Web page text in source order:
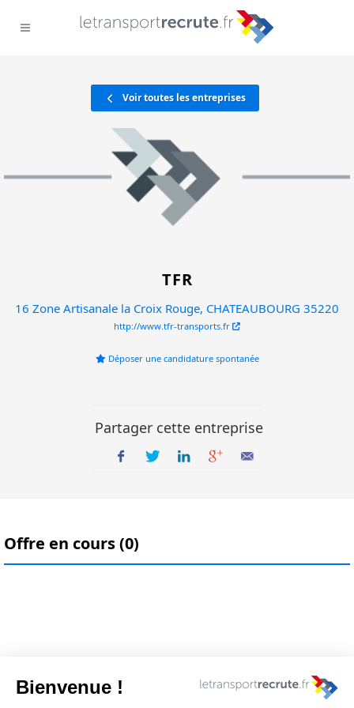
Voir toutes les entreprises
TFR
16 Zone Artisanale la Croix Rouge, CHATEAUBOURG 35220
http://www.tfr-transports.fr
Déposer une candidature spontanée
Partager cette entreprise
Offre en cours (0)